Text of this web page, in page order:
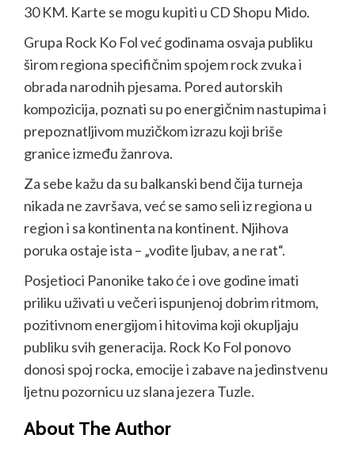
30 KM. Karte se mogu kupiti u CD Shopu Mido.
Grupa Rock Ko Fol već godinama osvaja publiku
širom regiona specifičnim spojem rock zvuka i
obrada narodnih pjesama. Pored autorskih
kompozicija, poznati su po energičnim nastupima i
prepoznatljivom muzičkom izrazu koji briše
granice između žanrova.
Za sebe kažu da su balkanski bend čija turneja
nikada ne završava, već se samo seli iz regiona u
region i sa kontinenta na kontinent. Njihova
poruka ostaje ista – „vodite ljubav, a ne rat“.
Posjetioci Panonike tako će i ove godine imati
priliku uživati u večeri ispunjenoj dobrim ritmom,
pozitivnom energijom i hitovima koji okupljaju
publiku svih generacija. Rock Ko Fol ponovo
donosi spoj rocka, emocije i zabave na jedinstvenu
ljetnu pozornicu uz slana jezera Tuzle.
About The Author